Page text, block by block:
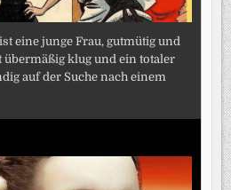
eine junge Frau, gutmütig und
übermäßig klug und ein totaler
auf der Suche nach einem